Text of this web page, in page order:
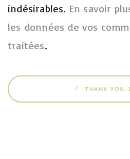
indésirables. En savoir
les données de vos
traitées.
THANK YOU,